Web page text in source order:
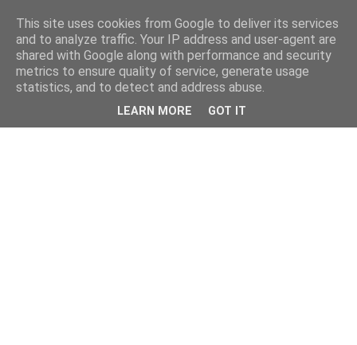
This site uses cookies from Google to deliver its services
and to analyze traffic. Your IP address and user-agent are
shared with Google along with performance and security
metrics to ensure quality of service, generate usage
statistics, and to detect and address abuse.
LEARN MORE GOT IT